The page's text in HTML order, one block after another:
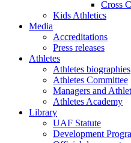
Cross
Kids Athletics
Media
Accreditations
Press releases
Athletes
Athletes biographies
Athletes Committee
Managers and
Athletes Academy
Library
UAF Statute
Development